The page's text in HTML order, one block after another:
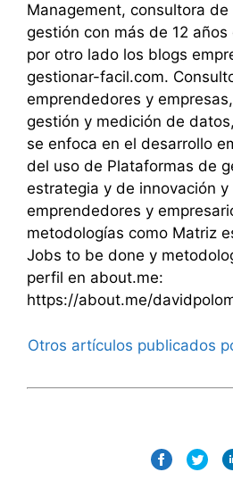
Management, consultora
gestión con más de 12
por otro lado los blogs
gestionar-facil.com.
emprendedores y
gestión y medición de
se enfoca en el desarrollo
del uso de Plataformas de
estrategia y de innovación y
emprendedores y
metodologías como Matriz
Jobs to be done y
perfil en about.me:
https://about.me/
Otros artículos publicados